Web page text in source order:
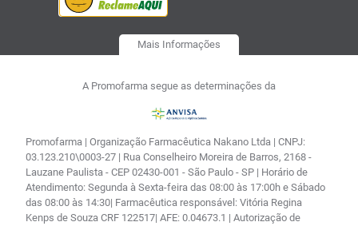
Mais Informações
A Promofarma segue as determinações da
Promofarma | Organização Farmacêutica Nakano Ltda | CNPJ:
03.123.210\0003-27 | Rua Conselheiro Moreira de Barros, 2168 -
Lauzane Paulista - CEP 02430-001 - São Paulo - SP | Horário de
Atendimento: Segunda à Sexta-feira das 08:00 às 17:00h e Sábado
das 08:00 às 14:30| Farmacêutica responsável: Vitória Regina
Kenps de Souza CRF 122517| AFE: 0.04673.1 | Autorização de